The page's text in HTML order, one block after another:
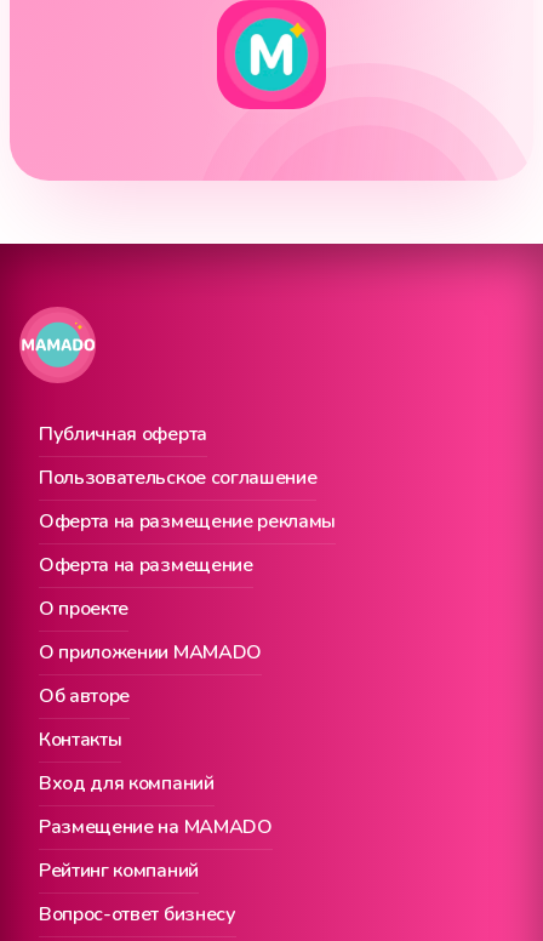
Публичная оферта
О проекте
Вход для компаний
Пользовательское соглашение
О приложении MAMADO
Размещение на MAMADO
Оферта на размещение рекламы
Об авторе
Рейтинг компаний
Оферта на размещение
Контакты
Вопрос-ответ бизнесу